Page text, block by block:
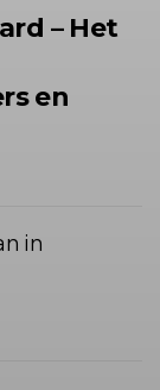
– Het
en
in